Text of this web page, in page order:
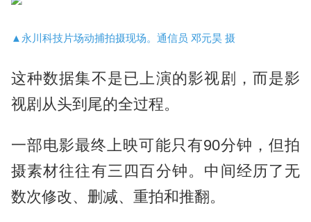
▲永川科技片场动捕拍摄现场。通信员 邓元昊 摄
这种数据集不是已上演的影视剧，而是影
视剧从头到尾的全过程。
一部电影最终上映可能只有90分钟，但拍
摄素材往往有三四百分钟。中间经历了无
数次修改、删减、重拍和推翻。